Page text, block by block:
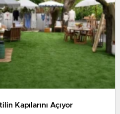
Kapılarını Açıyor